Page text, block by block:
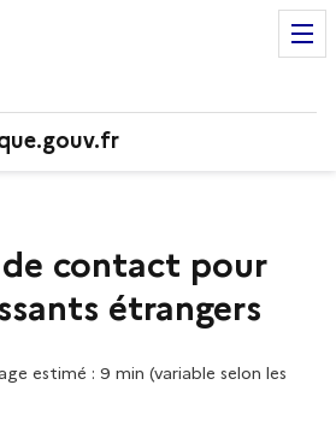
contact pour
étrangers
estimé : 9 min (variable selon les